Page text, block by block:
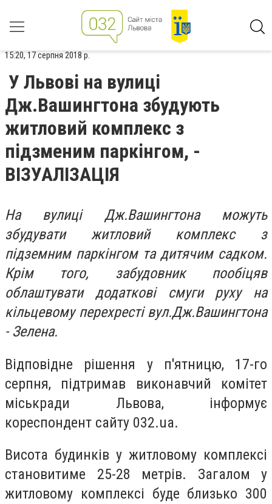
15:20, 17 серпня 2018 р.
У Львові на вулиці
Дж.Вашингтона збудують
житловий комплекс з
підзменим паркінгом, -
ВІЗУАЛІЗАЦІЯ
На вулиці Дж.Вашингтона можуть
збудувати житловий комплекс з
підземним паркінгом та дитячим садком.
Крім того, забудовник пообіцяв
облаштувати додаткові смуги руху на
кільцевому перехресті вул.Дж.Вашингтона
- Зелена.
Відповідне рішення у п'ятницю, 17-го
серпня, підтримав виконавчий комітет
міськради Львова, інформує
кореспондент сайту 032.ua.
Висота будинків у житловому комплексі
становитиме 25-28 метрів. Загалом у
житловому комплексі буде близько 300